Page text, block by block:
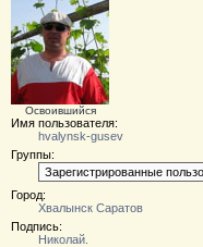
Освоившийся
Имя пользователя:
hvalynsk-gusev
Группы:
Город:
Хвалынск Саратов
Подпись:
Николай.